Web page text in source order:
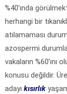
%40’ında
herhangi bir
atılamaması
azospermi
vakaların
konusu değildir.
adayı kısırlık